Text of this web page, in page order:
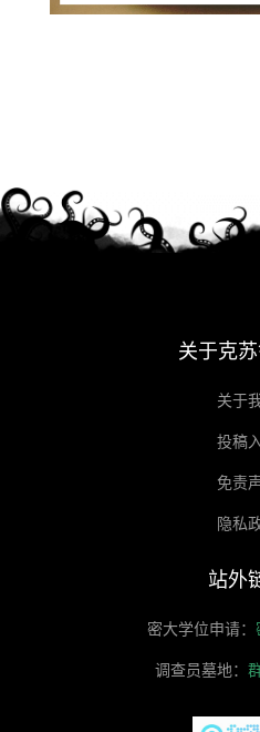
关于克
关于
投稿
免责
隐私
站外
密大学位申请：
调查员墓地：